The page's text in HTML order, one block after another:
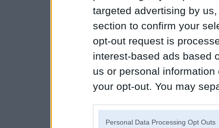
targeted advertising by
section to confirm your
opt-out request is
interest-based ads based
us or personal
your opt-out. You may
Personal Data Processing Opt Outs